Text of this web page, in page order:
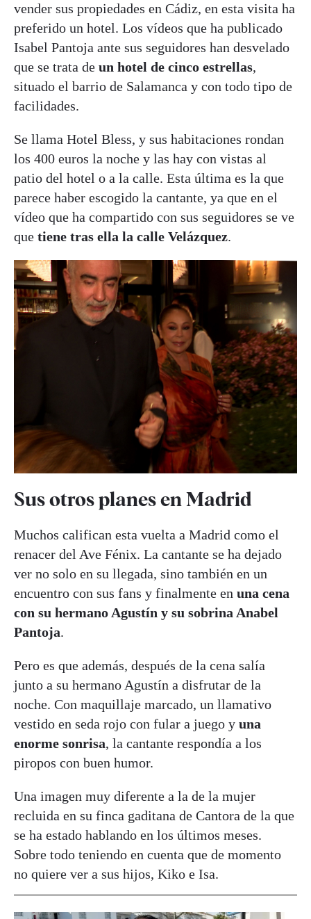
vender sus propiedades en Cádiz, en esta visita ha
preferido un hotel. Los vídeos que ha publicado
Isabel Pantoja ante sus seguidores han desvelado
que se trata de un hotel de cinco estrellas,
situado el barrio de Salamanca y con todo tipo de
facilidades.
Se llama Hotel Bless, y sus habitaciones rondan
los 400 euros la noche y las hay con vistas al
patio del hotel o a la calle. Esta última es la que
parece haber escogido la cantante, ya que en el
vídeo que ha compartido con sus seguidores se ve
que tiene tras ella la calle Velázquez.
Sus otros planes en Madrid
Muchos califican esta vuelta a Madrid como el
renacer del Ave Fénix. La cantante se ha dejado
ver no solo en su llegada, sino también en un
encuentro con sus fans y finalmente en una cena
con su hermano Agustín y su sobrina Anabel
Pantoja.
Pero es que además, después de la cena salía
junto a su hermano Agustín a disfrutar de la
noche. Con maquillaje marcado, un llamativo
vestido en seda rojo con fular a juego y una
enorme sonrisa, la cantante respondía a los
piropos con buen humor.
Una imagen muy diferente a la de la mujer
recluida en su finca gaditana de Cantora de la que
se ha estado hablando en los últimos meses.
Sobre todo teniendo en cuenta que de momento
no quiere ver a sus hijos, Kiko e Isa.